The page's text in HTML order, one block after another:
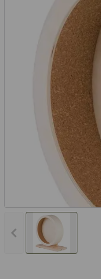
Vorheriges Bild